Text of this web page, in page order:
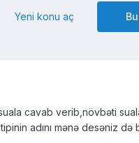
Yeni konu aç
cavab verib,növbəti
adını mənə desəniz də